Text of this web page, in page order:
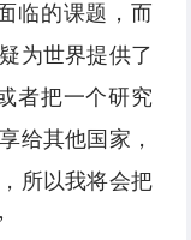
临的课题，而
为世界提供了
者把一个研究
给其他国家，
所以我将会把